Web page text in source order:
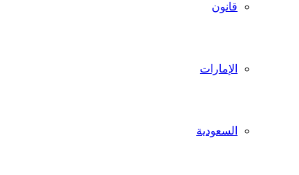
قانون
الإمارات
السعودية